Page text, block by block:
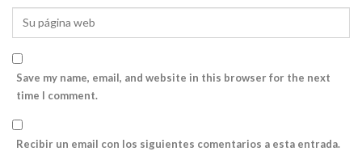
Save my name, email, and website in this browser for the next
time I comment.
Recibir un email con los siguientes comentarios a esta entrada.